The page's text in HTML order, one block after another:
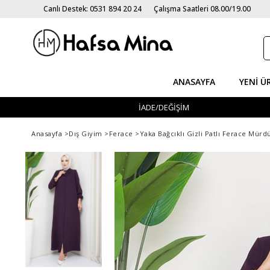
Canlı Destek: 0531 894 20 24 Çalışma Saatleri 08.00/19.00
ANASAYFA YENI
İADE/DEĞİŞİM
Anasayfa >Dış Giyim > Ferace >Yaka Bağcıklı Gizli Patlı Ferace